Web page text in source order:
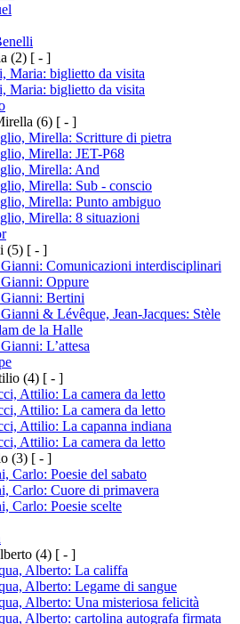
(2) [ - ]
Maria: biglietto da visita
Maria: biglietto da visita
(6) [ - ]
Mirella: Scritture di pietra
Mirella: JET-P68
Mirella: And
Mirella: Sub - conscio
Mirella: Punto ambiguo
Mirella: 8 situazioni
(5) [ - ]
Comunicazioni interdisciplinari
Oppure
Bertini
& Lévêque, Jean-Jacques: Stèle
de la Halle
L’attesa
(4) [ - ]
Attilio: La camera da letto
Attilio: La camera da letto
Attilio: La capanna indiana
Attilio: La camera da letto
(3) [ - ]
Carlo: Poesie del sabato
Carlo: Cuore di primavera
Carlo: Poesie scelte
(4) [ - ]
Alberto: La califfa
Alberto: Legame di sangue
Alberto: Una misteriosa felicità
Alberto: cartolina autografa firmata